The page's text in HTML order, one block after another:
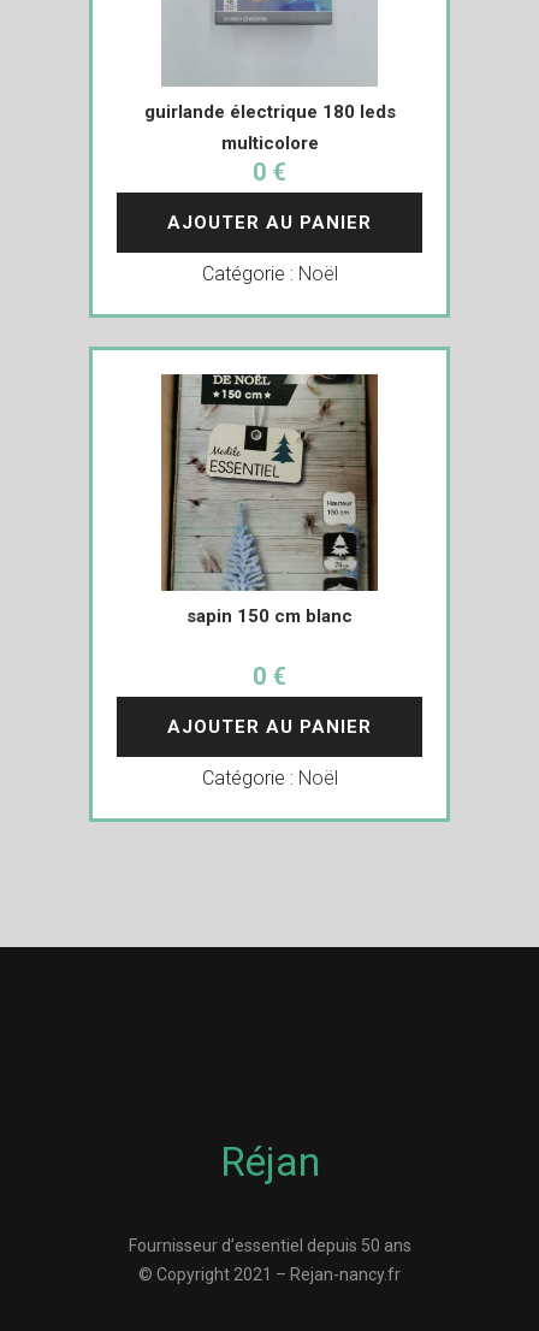
guirlande électrique 180 leds
multicolore
0 €
AJOUTER AU PANIER
Catégorie : Noël
sapin 150 cm blanc
0 €
AJOUTER AU PANIER
Catégorie : Noël
Réjan
Fournisseur d’essentiel depuis 50 ans
© Copyright 2021 – Rejan-nancy.fr